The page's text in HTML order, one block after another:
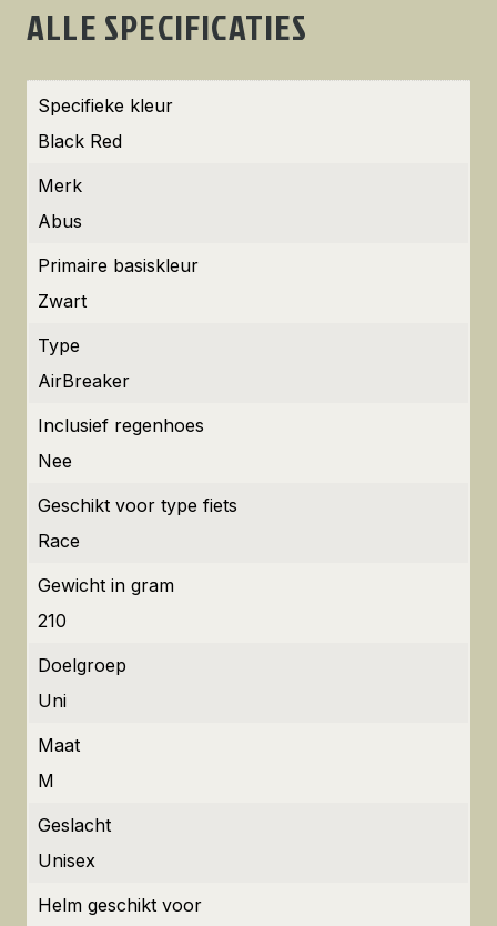
ALLE SPECIFICATIES
Specifieke kleur
Black Red
Merk
Abus
Primaire basiskleur
Zwart
Type
AirBreaker
Inclusief regenhoes
Nee
Geschikt voor type fiets
Race
Gewicht in gram
210
Doelgroep
Uni
Maat
M
Geslacht
Unisex
Helm geschikt voor